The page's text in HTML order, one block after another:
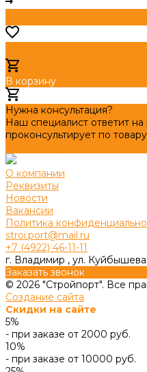
В корзину
Нужна консультация?
Наш специалист ответит
проконсультирует по
О компании
Реквизиты
Новости
Вакансии
Политика
stroi.port@mail.ru
+7 (4922) 46-11-11
г. Владимир , ул.
Заказать звонок
© 2026 "Стройпорт". Все
Создание сайта
Скидки на сайте
5%
- при заказе от 2000 руб.
10%
- при заказе от 10000 руб.